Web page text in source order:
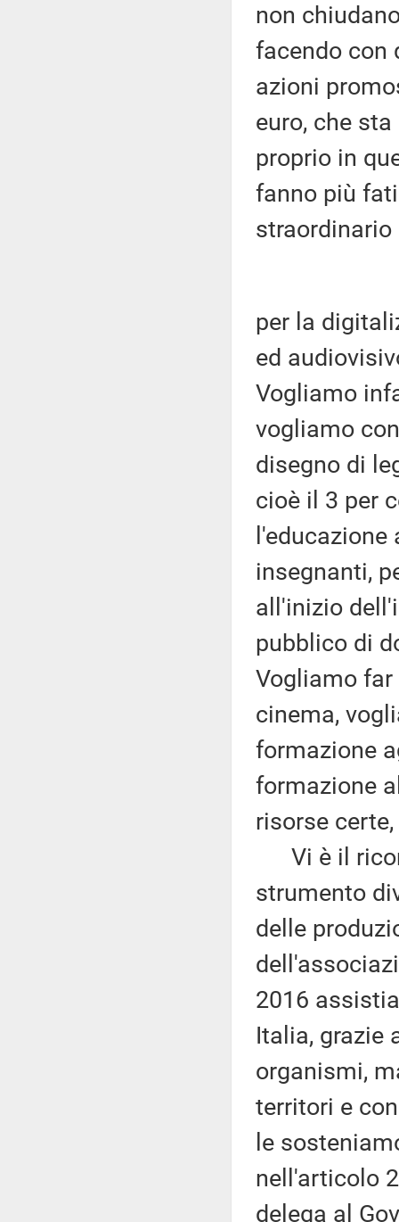
non
facendo con
azioni
euro, che
proprio in
fanno più
straordinario
per la
ed
Vogliamo
vogliamo
disegno di
cioè il 3 per
insegnanti,
all'inizio
pubblico di
Vogliamo
cinema,
formazione
formazione
risorse
Vi è il
strumento
delle
2016
Italia, grazie
organismi,
territori e
le
nell'articolo
delega al